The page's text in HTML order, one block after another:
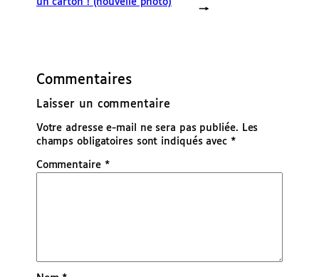
un carton ! (nouvelle photo)
→
Commentaires
Laisser un commentaire
Votre adresse e-mail ne sera pas publiée.
Les
champs obligatoires sont indiqués avec *
Commentaire *